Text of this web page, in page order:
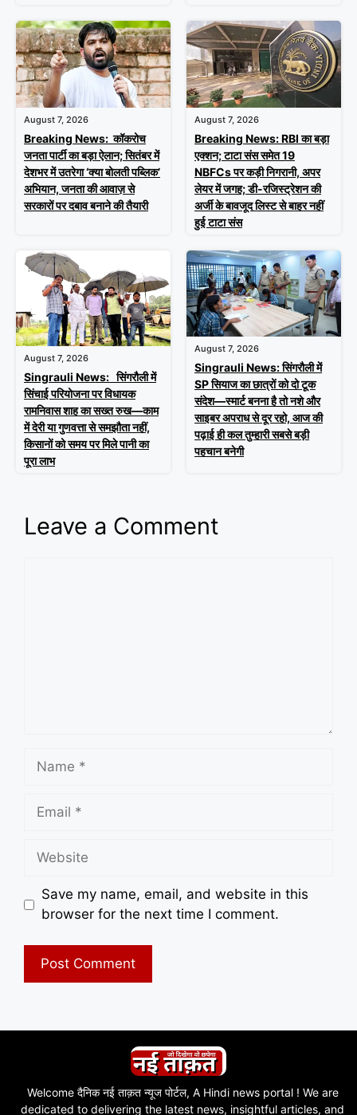
August 7, 2026
Breaking News: कॉकरोच
जनता पार्टी का बड़ा ऐलान; सितंबर में
देशभर में उतरेगा ‘क्या बोलती पब्लिक’
अभियान, जनता की आवाज़ से
सरकारों पर दबाव बनाने की तैयारी
August 7, 2026
Breaking News: RBI का बड़ा
एक्शन; टाटा संस समेत 19
NBFCs पर कड़ी निगरानी, अपर
लेयर में जगह; डी-रजिस्ट्रेशन की
अर्जी के बावजूद लिस्ट से बाहर नहीं
हुई टाटा संस
August 7, 2026
Singrauli News: सिंगरौली में
सिंचाई परियोजना पर विधायक
रामनिवास शाह का सख्त रुख—काम
में देरी या गुणवत्ता से समझौता नहीं,
किसानों को समय पर मिले पानी का
पूरा लाभ
August 7, 2026
Singrauli News: सिंगरौली में
SP सियाज का छात्रों को दो टूक
संदेश—स्मार्ट बनना है तो नशे और
साइबर अपराध से दूर रहो, आज की
पढ़ाई ही कल तुम्हारी सबसे बड़ी
पहचान बनेगी
Leave a Comment
Name
Email
Website
Save my name, email, and website in this
browser for the next time I comment.
Welcome दैनिक नई ताक़त न्यूज पोर्टल, A Hindi news portal ! We are
dedicated to delivering the latest news, insightful articles, and